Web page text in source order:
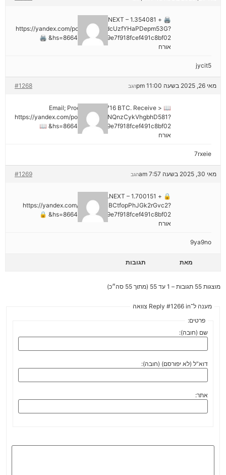
🖨 + 1.354081 BTC.NEXT –
https://yandex.com/poll/Ef2mNddcUzfYHaPDepm53G?
hs=8664c520642b9e7f918fcef491c8bf02& 🖨
אורח
jycit5
מאי 26, 2025 בשעה 11:00 pm #1268 הגב
📖 Email; Process 1.913716 BTC. Receive >
https://yandex.com/poll/DCTzwgNQnzCykVhgbhD581?
hs=8664c520642b9e7f918fcef491c8bf02& 📖
אורח
7rxeie
מאי 30, 2025 בשעה 7:57 am #1269 הגב
🔒 + 1.700151 BTC.NEXT –
https://yandex.com/poll/HsemiBCtfopPhJGk2rGvc2?
hs=8664c520642b9e7f918fcef491c8bf02& 🔒
אורח
9ya9no
מאת תגובות
מוצגות 55 תגובות – 1 עד 55 (מתוך 55 סה״כ)
מענה ל־Reply #1266 in צוואה
פרטים:
שם (חובה):
דוא"ל (לא יפורסם) (חובה):
אתר: